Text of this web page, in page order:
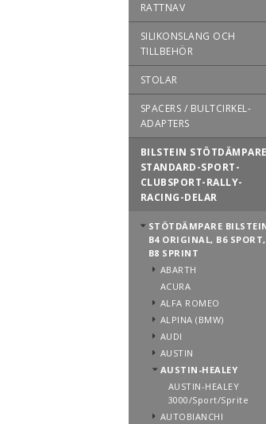
RATTNAV
SILIKONSLANG OCH
TILLBEHÖR
STOLAR
SPACERS / BULTCIRKEL-
ADAPTERS
BILSTEIN STÖTDÄMPARE
STANDARD-SPORT-
CLUBSPORT-RALLY-
RACING-DELAR
STÖTDÄMPARE BILSTEIN
B4 ORIGINAL, B6 SPORT,
B8 SPRINT
ABARTH
ACURA
ALFA ROMEO
ALPINA (BMW)
AUDI
AUSTIN
AUSTIN-HEALEY
AUSTIN-HEALEY
3000/Sport/Sprite
AUTOBIANCHI